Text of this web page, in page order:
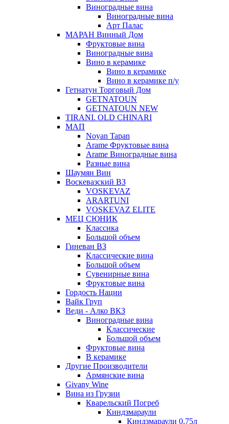
Виноградные вина
Виноградные вина
Арт Палас
МАРАН Винный Дом
Фруктовые вина
Виноградные вина
Вино в керамике
Вино в керамике
Вино в керамике п/у
Гетнатун Торговый Дом
GETNATOUN
GETNATOUN NEW
TIRANI. OLD CHINARI
МАП
Noyan Tapan
Arame Фруктовые вина
Arame Виноградные вина
Разные вина
Шаумян Вин
Воскевазский ВЗ
VOSKEVAZ
ARARTUNI
VOSKEVAZ ELITE
МЕЦ СЮНИК
Классика
Большой объем
Гиневан ВЗ
Классические вина
Большой объем
Сувенирные вина
Фруктовые вина
Гордость Нации
Вайк Груп
Веди - Алко ВКЗ
Виноградные вина
Классические
Большой объем
Фруктовые вина
В керамике
Другие Производители
Армянские вина
Givany Wine
Вина из Грузии
Кварельский Погреб
Киндзмараули
Киндзмараули 0,75л